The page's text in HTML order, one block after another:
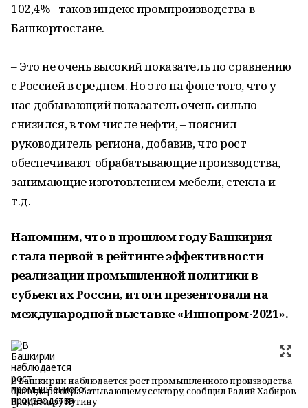
102,4% - таков индекс промпроизводства в
Башкортостане.
– Это не очень высокий показатель по сравнению
с Россией в среднем. Но это на фоне того, что у
нас добывающий показатель очень сильно
снизился, в том числе нефти, – пояснил
руководитель региона, добавив, что рост
обеспечивают обрабатывающие производства,
занимающие изготовлением мебели, стекла и
т.д.
Напомним, что в прошлом году Башкирия
стала первой в рейтинге эффективности
реализации промышленной политики в
субьектах России, итоги презентовали на
международной выставке «Иннопром-2021».
В Башкирии наблюдается рост промышленного производства
благодаря обрабатывающему сектору, сообщил Радий Хабиров
Владимиру Путину